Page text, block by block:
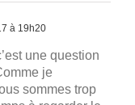
à 19h20
une question
je
sommes trop